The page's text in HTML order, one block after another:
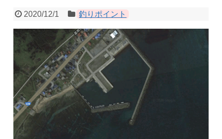
2020/12/1 釣りポイント